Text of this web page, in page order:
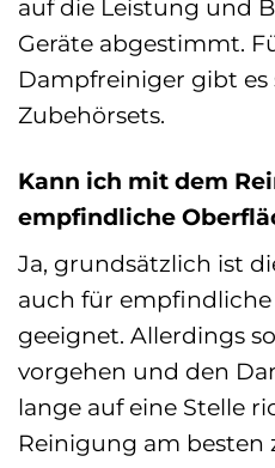
auf die Leistung und
Geräte abgestimmt.
Dampfreiniger gibt es
Zubehörsets.
Kann ich mit dem
empfindliche
Ja, grundsätzlich ist
auch für
geeignet. Allerdings
vorgehen und den
lange auf eine Stelle
Reinigung am besten